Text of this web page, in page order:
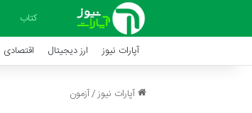
کتاب
آپارات نیوز ارز دیجیتال اقتصادی
آپارات نیوز/آزمون